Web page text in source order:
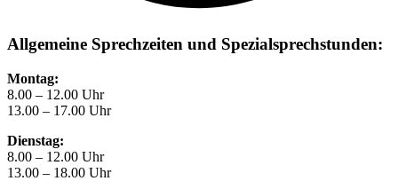
Allgemeine Sprechzeiten und Spezialsprechstunden:
Montag:
8.00 – 12.00 Uhr
13.00 – 17.00 Uhr
Dienstag:
8.00 – 12.00 Uhr
13.00 – 18.00 Uhr